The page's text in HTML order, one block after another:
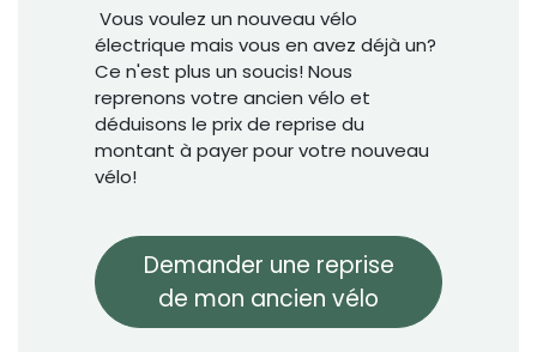
Vous voulez un nouveau vélo
électrique mais vous en avez déjà un?
Ce n'est plus un soucis! Nous
reprenons votre ancien vélo et
déduisons le prix de reprise du
montant à payer pour votre nouveau
vélo!
Demander une reprise
de mon ancien vélo